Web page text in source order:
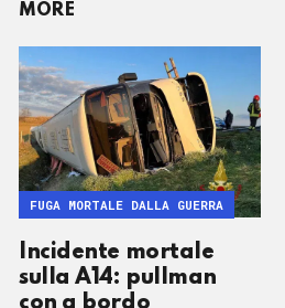
MORE
Incidente mortale
sulla A14: pullman
con a bordo
FUGA MORTALE DALLA GUERRA